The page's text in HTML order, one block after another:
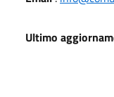
Ultimo